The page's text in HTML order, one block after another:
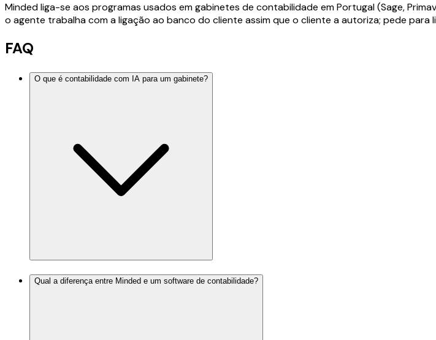
Minded liga-se aos programas usados em gabinetes de contabilidade em Portugal (Sage,
o agente trabalha com a ligação ao banco do cliente assim que o cliente a autoriza; pede para
FAQ
O que é contabilidade com IA para um gabinete?
Qual a diferença entre Minded e um software de contabilidade?